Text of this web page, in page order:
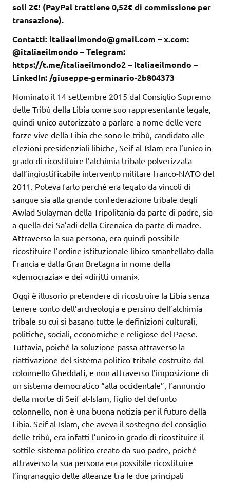
soli 2€! (PayPal trattiene 0,52€ di commissione per
transazione).
Contatti: italiaeilmondo@gmail.com – x.com:
@italiaeilmondo – Telegram:
https://t.me/italiaeilmondo2 – Italiaeilmondo –
LinkedIn: /giuseppe-germinario-2b804373
Nominato il 14 settembre 2015 dal Consiglio Supremo
delle Tribù della Libia come suo rappresentante legale,
quindi unico autorizzato a parlare a nome delle vere
forze vive della Libia che sono le tribù, candidato alle
elezioni presidenziali libiche, Seif al-Islam era l’unico in
grado di ricostituire l’alchimia tribale polverizzata
dall’ingiustificabile intervento militare franco-NATO del
2011. Poteva farlo perché era legato da vincoli di
sangue sia alla grande confederazione tribale degli
Awlad Sulayman della Tripolitania da parte di padre, sia
a quella dei Sa’adi della Cirenaica da parte di madre.
Attraverso la sua persona, era quindi possibile
ricostituire l’ordine istituzionale libico smantellato dalla
Francia e dalla Gran Bretagna in nome della
«democrazia» e dei «diritti umani».
Oggi è illusorio pretendere di ricostruire la Libia senza
tenere conto dell’archeologia e persino dell’alchimia
tribale su cui si basano tutte le definizioni culturali,
politiche, sociali, economiche e religiose del Paese.
Tuttavia, poiché la soluzione passa attraverso la
riattivazione del sistema politico-tribale costruito dal
colonnello Gheddafi, e non attraverso l’imposizione di
un sistema democratico “alla occidentale”, l’annuncio
della morte di Seif al-Islam, figlio del defunto
colonnello, non è una buona notizia per il futuro della
Libia. Seif al-Islam, che aveva il sostegno del consiglio
delle tribù, era infatti l’unico in grado di ricostituire il
sottile sistema politico creato da suo padre, poiché
attraverso la sua persona era possibile ricostituire
l’ingranaggio delle alleanze tra le due principali